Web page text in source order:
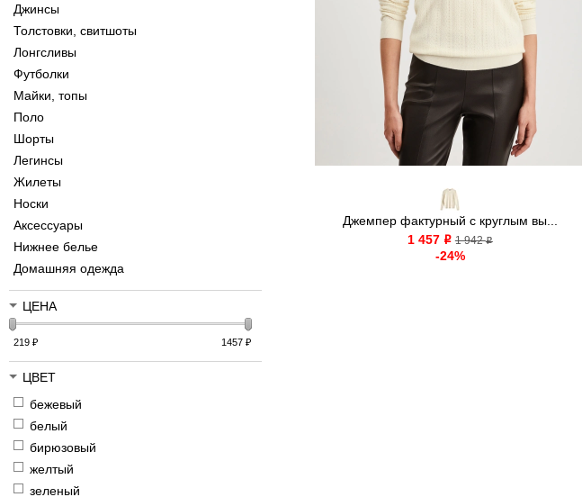
Джинсы
Толстовки, свитшоты
Лонгсливы
Футболки
Майки, топы
Поло
Шорты
Легинсы
Жилеты
Носки
Аксессуары
Нижнее белье
Домашняя одежда
ЦЕНА
219 ₽ 1457₽
ЦВЕТ
бежевый
белый
бирюзовый
желтый
зеленый
Джемпер фактурный с круглым вы...
1 457 o 1 942o
-24%